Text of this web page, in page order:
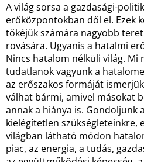
A világ sorsa a gazdasági-
erőközpontokban dől el. Ezek
tőkéjük számára nagyobb
rovására. Ugyanis a hatalmi
Nincs hatalom nélküli világ. Mi
tudatlanok vagyunk a
az erőszakos formáját
válhat bármi, amivel másokat
annak a hiánya is. Gondoljunk
kielégítetlen szükségleteinkre,
világban látható módon
piac, az energia, a tudás,